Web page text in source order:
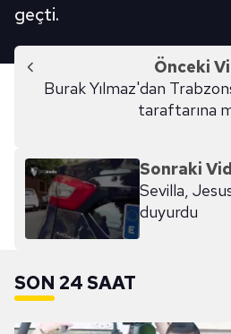
geçti.
Önceki
Burak Yılmaz'dan
taraftarına
Sonraki
Sevilla,
duyurdu
SON 24 SAAT